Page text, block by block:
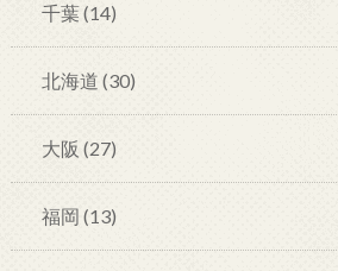
千葉(14)
北海道 (30)
大阪 (27)
福岡 (13)